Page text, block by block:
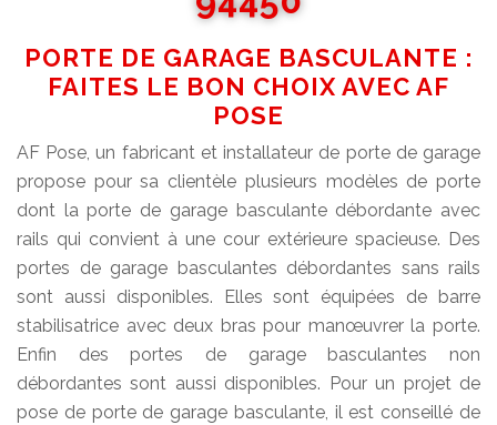
PORTE DE GARAGE BASCULANTE :
FAITES LE BON CHOIX AVEC AF
POSE
AF Pose, un fabricant et installateur de porte de garage
propose pour sa clientèle plusieurs modèles de porte
dont la porte de garage basculante débordante avec
rails qui convient à une cour extérieure spacieuse. Des
portes de garage basculantes débordantes sans rails
sont aussi disponibles. Elles sont équipées de barre
stabilisatrice avec deux bras pour manœuvrer la porte.
Enfin des portes de garage basculantes non
débordantes sont aussi disponibles. Pour un projet de
pose de porte de garage basculante, il est conseillé de